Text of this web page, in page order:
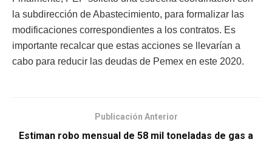
la subdirección de Abastecimiento, para formalizar las
modificaciones correspondientes a los contratos. Es
importante recalcar que estas acciones se llevarían a
cabo para reducir las deudas de Pemex en este 2020.
Publicación Anterior
Estiman robo mensual de 58 mil toneladas de gas a